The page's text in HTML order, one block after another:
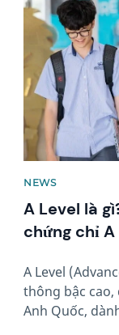
NEWS
A Level là
chứng chỉ A
A Level
thông bậc cao,
Anh Quốc,